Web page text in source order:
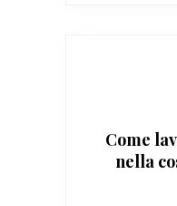
Come
nella